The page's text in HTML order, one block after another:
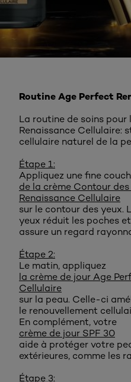
Routine Age Perfect
La routine de soins
Renaissance Cellulaire:
cellulaire naturel de la
Étape 1:
Appliquez une fine
de la crème Contour
Renaissance Cellulaire
sur le contour des yeux.
yeux réduit les poches
assure un regard
Étape 2:
Le matin, appliquez
la crème de jour Age
Cellulaire
sur la peau. Celle-ci
le renouvellement
En complément, votre
crème de jour SPF 30
aide à protéger votre
extérieures, comme les
Étape 3: